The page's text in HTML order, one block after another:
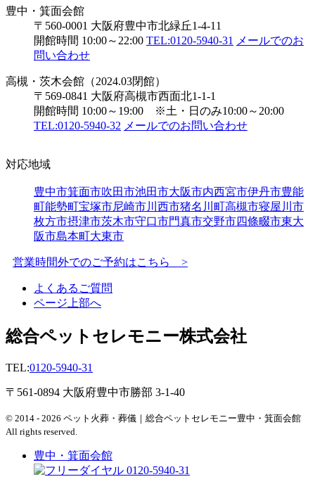
豊中・箕面会館
〒560-0001 大阪府豊中市北緑丘1-4-11
開館時間 10:00～22:00 TEL:0120-5940-31
メールでのお
問い合わせ
高槻・茨木会館（2024.03閉館）
〒569-0841 大阪府高槻市西面北1-1-1
開館時間 10:00～19:00 ※土・日のみ10:00～20:00
TEL:0120-5940-32 メールでのお問い合わせ
対応地域
豊中市箕面市吹田市池田市大阪市内西宮市伊丹市豊能
町能勢町宝塚市尼崎市川西市猪名川町高槻市寝屋川市
枚方市摂津市茨木市守口市門真市交野市四條畷市東大
阪市島本町大東市
営業時間外でのご予約はこちら >
よくあるご質問
ページ上部へ
総合ペットセレモニー株式会社
TEL:0120-5940-31
〒561-0894 大阪府豊中市勝部 3-1-40
© 2014 - 2026 ペット火葬・葬儀｜総合ペットセレモニー豊中・箕面会館
All rights reserved.
豊中・箕面会館
0120-5940-31